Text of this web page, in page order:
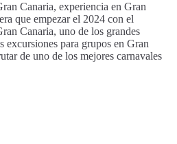
Canaria, experiencia en Gran
que empezar el 2024 con el
Canaria, uno de los grandes
excursiones para grupos en Gran
de uno de los mejores carnavales